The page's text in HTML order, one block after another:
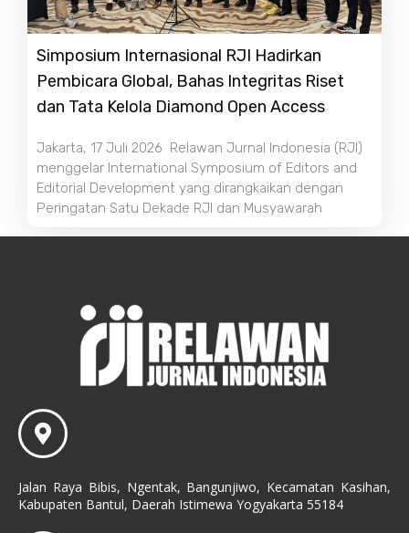
Simposium Internasional RJI Hadirkan
Pembicara Global, Bahas Integritas Riset
dan Tata Kelola Diamond Open Access
Jakarta, 17 Juli 2026 Relawan Jurnal Indonesia (RJI)
menggelar International Symposium of Editors and
Editorial Development yang dirangkaikan dengan
Peringatan Satu Dekade RJI dan Musyawarah
Jalan Raya Bibis, Ngentak, Bangunjiwo, Kecamatan Kasihan,
Kabupaten Bantul, Daerah Istimewa Yogyakarta 55184